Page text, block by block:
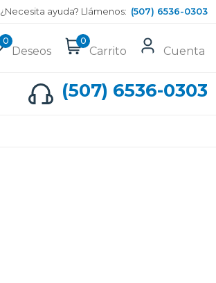
¿Necesita ayuda? Llámenos: (507) 6536-0303
0
Deseos
0
Carrito Cuenta
(507) 6536-0303